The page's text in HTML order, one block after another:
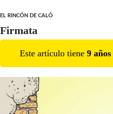
EL RINCÓN DE CALÓ
Firmata
Este artículo tiene 9 años